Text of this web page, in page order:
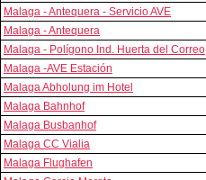
Malaga - Antequera - Servicio AVE
Malaga - Antequera
Malaga - Polígono Ind. Huerta del Correo
Malaga -AVE Estación
Malaga Abholung im Hotel
Malaga Bahnhof
Malaga Busbanhof
Malaga CC Vialia
Malaga Flughafen